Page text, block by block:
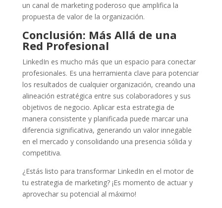
un canal de marketing poderoso que amplifica la
propuesta de valor de la organización.
Conclusión: Más Allá de una
Red Profesional
LinkedIn es mucho más que un espacio para conectar
profesionales. Es una herramienta clave para potenciar
los resultados de cualquier organización, creando una
alineación estratégica entre sus colaboradores y sus
objetivos de negocio. Aplicar esta estrategia de
manera consistente y planificada puede marcar una
diferencia significativa, generando un valor innegable
en el mercado y consolidando una presencia sólida y
competitiva.
¿Estás listo para transformar LinkedIn en el motor de
tu estrategia de marketing? ¡Es momento de actuar y
aprovechar su potencial al máximo!